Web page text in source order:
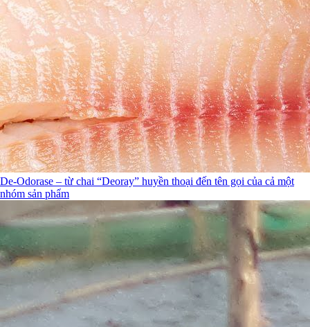
De-Odorase – từ chai “Deoray” huyền thoại đến tên gọi của cả một
nhóm sản phẩm